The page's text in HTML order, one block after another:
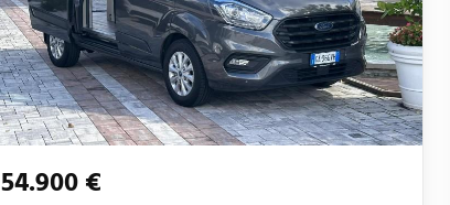
54.900 €